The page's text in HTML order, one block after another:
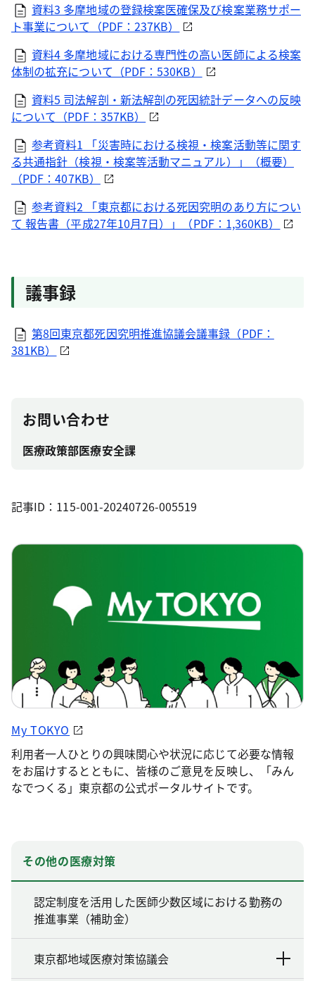
資料3 多摩地域の登録検案医確保及び検案業務サポー
ト事業について（PDF：237KB）
資料4 多摩地域における専門性の高い医師による検案
体制の拡充について（PDF：530KB）
資料5 司法解剖・新法解剖の死因統計データへの反映
について（PDF：357KB）
参考資料1 「災害時における検視・検案活動等に関す
る共通指針（検視・検案等活動マニュアル）」（概要）
（PDF：407KB）
参考資料2 「東京都における死因究明のあり方につい
て 報告書（平成27年10月7日）」（PDF：1,360KB）
議事録
第8回東京都死因究明推進協議会議事録（PDF：
381KB）
お問い合わせ
医療政策部医療安全課
記事ID：115-001-20240726-005519
My TOKYO
利用者一人ひとりの興味関心や状況に応じて必要な情報
をお届けするとともに、皆様のご意見を反映し、「みん
なでつくる」東京都の公式ポータルサイトです。
その他の医療対策
認定制度を活用した医師少数区域における勤務の
推進事業（補助金）
東京都地域医療対策協議会